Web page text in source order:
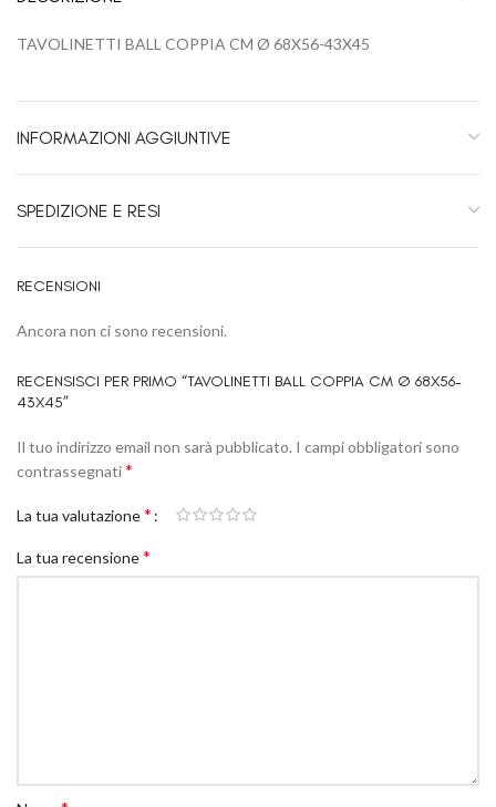
TAVOLINETTI BALL COPPIA CM Ø 68X56-43X45
INFORMAZIONI AGGIUNTIVE
SPEDIZIONE E RESI
RECENSIONI
Ancora non ci sono recensioni.
RECENSISCI PER PRIMO “TAVOLINETTI BALL COPPIA CM Ø 68X56-
43X45”
Il tuo indirizzo email non sarà pubblicato. I campi obbligatori sono
contrassegnati*
La tua valutazione*
La tua recensione*